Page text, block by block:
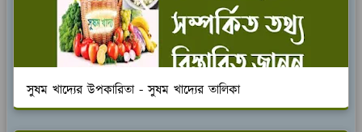
সুষম খাদ্যের উপকারিতা - সুষম খাদ্যের তালিকা